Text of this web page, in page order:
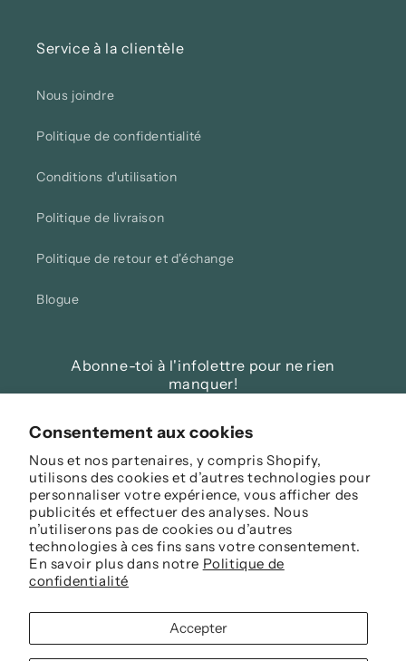
Consentement aux cookies
Nous et nos partenaires, y compris Shopify,
utilisons des cookies et d’autres technologies pour
personnaliser votre expérience, vous afficher des
publicités et effectuer des analyses. Nous
n’utiliserons pas de cookies ou d’autres
technologies à ces fins sans votre consentement.
En savoir plus dans notre Politique de
confidentialité
Accepter
Service à la clientèle
Nous joindre
Politique de confidentialité
Conditions d'utilisation
Politique de livraison
Politique de retour et d'échange
Blogue
Abonne-toi à l'infolettre pour ne rien
manquer!
E-mail
FacebookInstagram
Langue